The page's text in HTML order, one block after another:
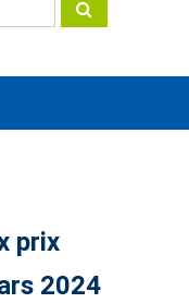
prix
2024